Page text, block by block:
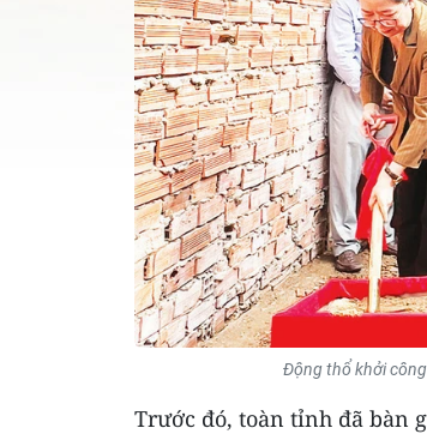
Động thổ khởi
Trước đó, toàn tỉnh đã bàn